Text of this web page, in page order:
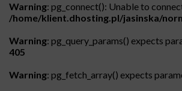
Warning: pg_connect(): Unable to
/home/klient.dhosting.pl/jasinska/
Warning: pg_query_params() expects
405
Warning: pg_fetch_array() expects